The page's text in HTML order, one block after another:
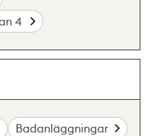
4
Badanläggningar